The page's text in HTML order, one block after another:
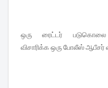
ஒரு ரைட்டர் படுகொலை
விசாரிக்க ஒரு போலீஸ் ஆபீசர்